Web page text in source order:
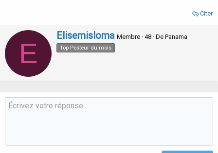
Citer
E
W
r
b
y
Elisemisloma Membre · 48 · De Panama
Top Posteur du mois